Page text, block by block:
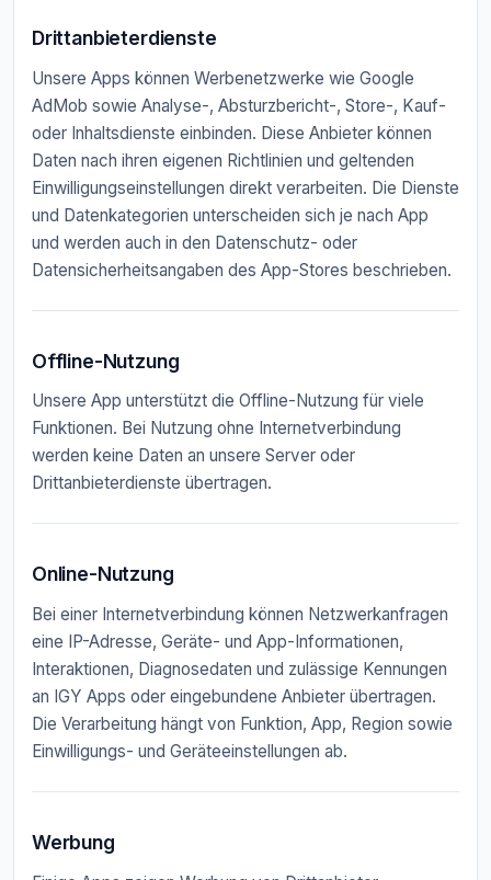
Drittanbieterdienste
Unsere Apps können Werbenetzwerke wie Google
AdMob sowie Analyse-, Absturzbericht-, Store-, Kauf-
oder Inhaltsdienste einbinden. Diese Anbieter können
Daten nach ihren eigenen Richtlinien und geltenden
Einwilligungseinstellungen direkt verarbeiten. Die Dienste
und Datenkategorien unterscheiden sich je nach App
und werden auch in den Datenschutz- oder
Datensicherheitsangaben des App-Stores beschrieben.
Offline-Nutzung
Unsere App unterstützt die Offline-Nutzung für viele
Funktionen. Bei Nutzung ohne Internetverbindung
werden keine Daten an unsere Server oder
Drittanbieterdienste übertragen.
Online-Nutzung
Bei einer Internetverbindung können Netzwerkanfragen
eine IP-Adresse, Geräte- und App-Informationen,
Interaktionen, Diagnosedaten und zulässige Kennungen
an IGY Apps oder eingebundene Anbieter übertragen.
Die Verarbeitung hängt von Funktion, App, Region sowie
Einwilligungs- und Geräteeinstellungen ab.
Werbung